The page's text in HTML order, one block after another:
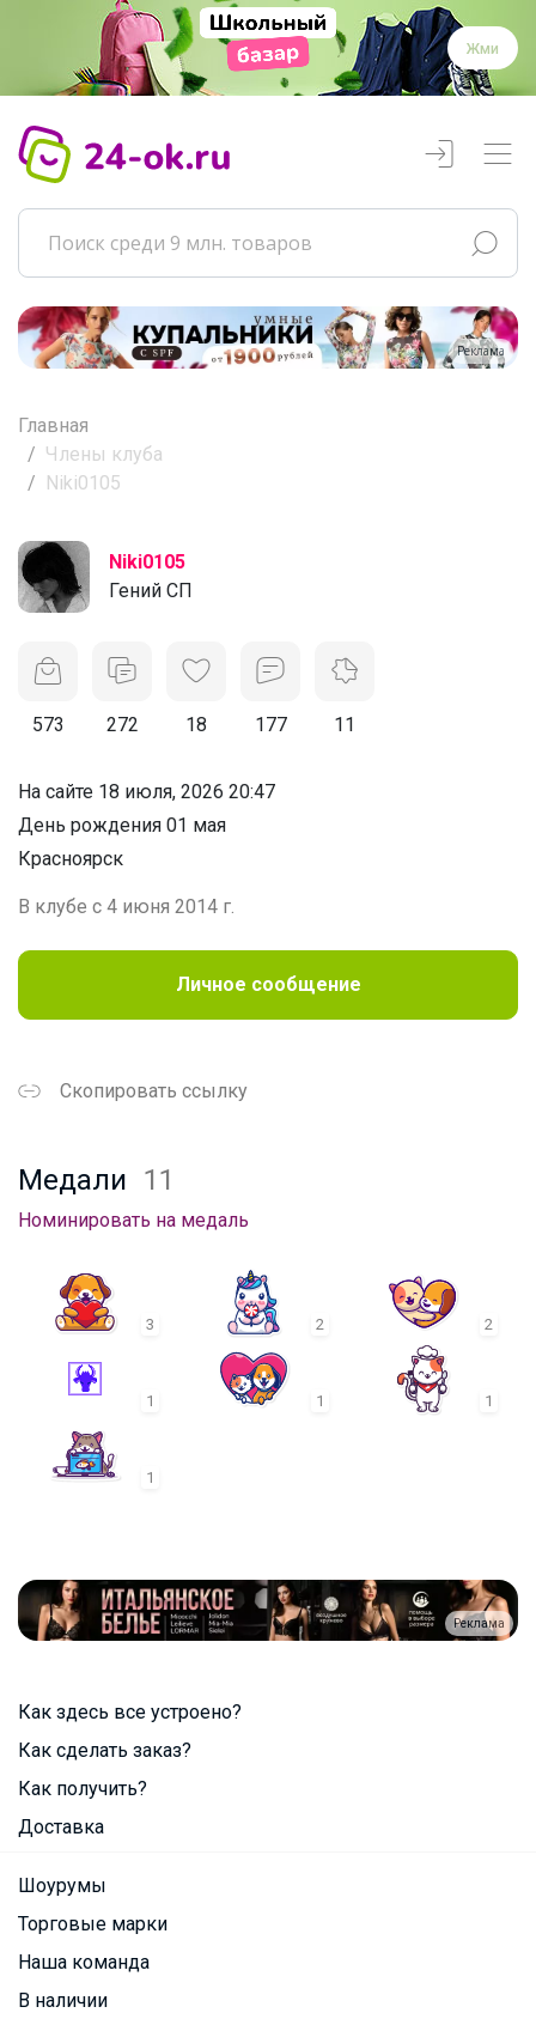
Жми
Реклама
Главная
Члены клуба
Niki0105
Niki0105
Гений СП
573 272 18 177 11
На сайте 18 июля, 2026 20:47
День рождения 01 мая
Красноярск
В клубе с 4 июня 2014 г.
Личное сообщение
Скопировать ссылку
Медали 11
Номинировать на медаль
3 2 2
1 1 1
1
Реклама
Как здесь все устроено?
Как сделать заказ?
Как получить?
Доставка
Шоурумы
Торговые марки
Наша команда
В наличии